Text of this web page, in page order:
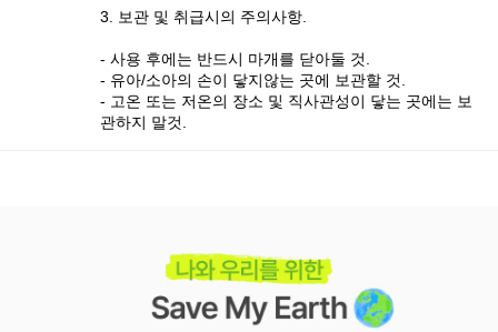
3. 보관 및 취급시의 주의사항.
- 사용 후에는 반드시 마개를 닫아둘 것.
- 유아/소아의 손이 닿지않는 곳에 보관할 것.
- 고온 또는 저온의 장소 및 직사관성이 닿는 곳에는 보
관하지 말것.